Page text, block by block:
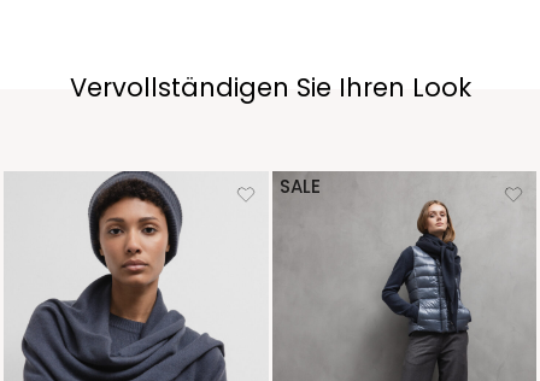
Vervollständigen Sie Ihren Look
SALE